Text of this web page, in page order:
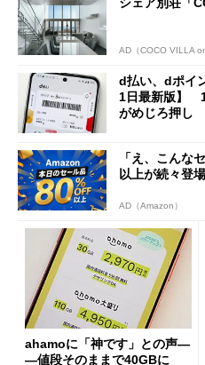
シェア別荘「
AD（COCO VILLA
d払い、dポイ
1日最新版】
がめじろ押し
「え、こんな
以上が続々登
AD（Amazon）
ahamoに「神です」との声―
―値段そのままで40GBに